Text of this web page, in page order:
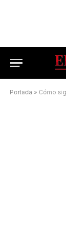
Portada » Cómo sigue